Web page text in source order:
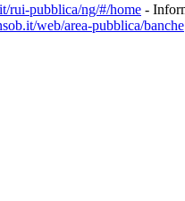
rui-pubblica/ng/#/home -
web/area-pubblica/banche